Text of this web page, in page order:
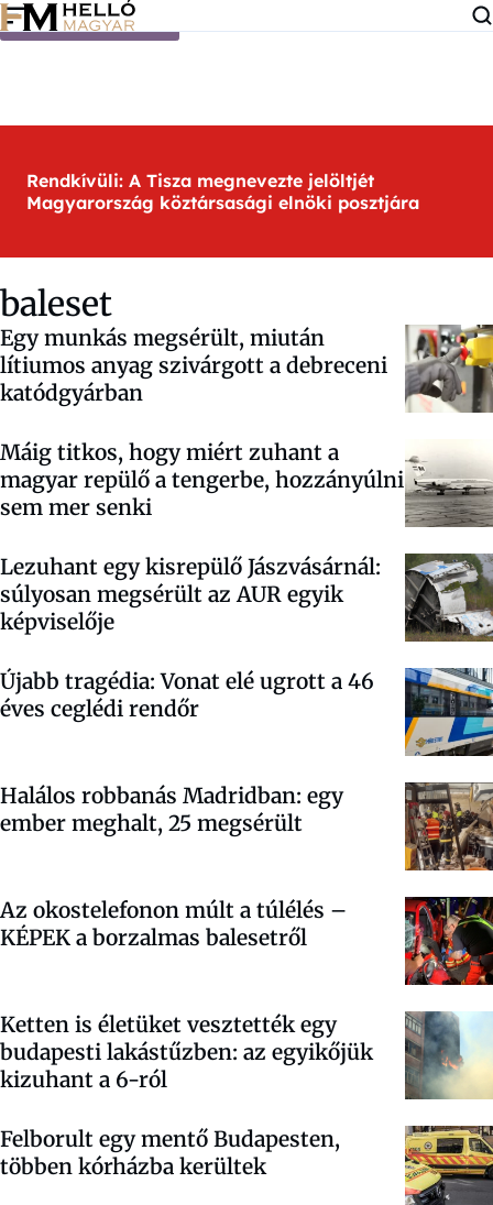
Ugrás a tartalomra
Rendkívüli: A Tisza megnevezte jelöltjét
Magyarország köztársasági elnöki posztjára
baleset
Egy munkás megsérült, miután
lítiumos anyag szivárgott a debreceni
katódgyárban
Máig titkos, hogy miért zuhant a
magyar repülő a tengerbe, hozzányúlni
sem mer senki
Lezuhant egy kisrepülő Jászvásárnál:
súlyosan megsérült az AUR egyik
képviselője
Újabb tragédia: Vonat elé ugrott a 46
éves ceglédi rendőr
Halálos robbanás Madridban: egy
ember meghalt, 25 megsérült
Az okostelefonon múlt a túlélés –
KÉPEK a borzalmas balesetről
Ketten is életüket vesztették egy
budapesti lakástűzben: az egyikőjük
kizuhant a 6-ról
Felborult egy mentő Budapesten,
többen kórházba kerültek